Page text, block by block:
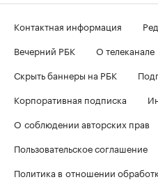
Контактная информация
Вечерний РБК
О телеканале
Скрыть баннеры на РБК
Корпоративная подписка
О соблюдении авторских прав
Пользовательское соглашение
Политика в отношении